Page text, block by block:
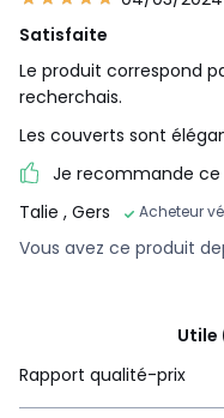
Satisfaite
Le produit correspond
recherchais.
Les couverts sont
Je recommande ce
Talie , Gers Acheteur
Vous avez ce produit
Utile
Rapport qualité-prix